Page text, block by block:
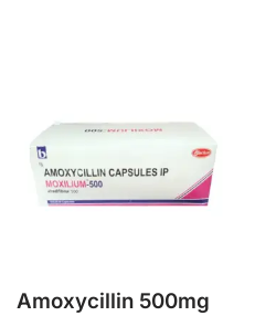
Amoxycillin 500mg